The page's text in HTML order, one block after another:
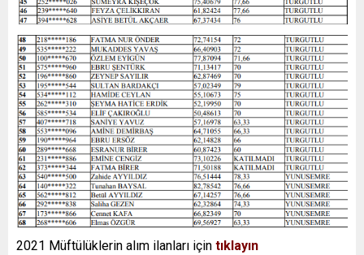
2021 Müftülüklerin alım ilanları için tıklayın